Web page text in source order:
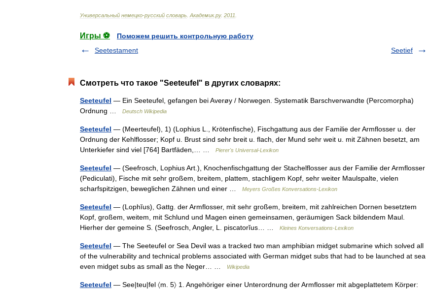
Универсальный немецко-русский словарь Академик.ру. 2011
Игры ⚽
Поможем решить контрольную работу
Seetestament
Seetief
Смотреть что такое "Seeteufel" в других словарях:
Seeteufel — Ein Seeteufel, gefangen bei Averøy / Norwegen. Systematik Barschverwandte (Percomorpha)
Ordnung …
Deutsch Wikipedia
Seeteufel — (Meerteufel), 1) (Lophius L., Krötenfische), Fischgattung aus der Familie der Armflosser u. der
Ordnung der Kehlflosser; Kopf u. Brust sind sehr breit u. flach, der Mund sehr weit u. mit Zähnen besetzt, am
Unterkiefer sind viel [764] Bartfäden,… …
Pierer's Universal-Lexikon
Seeteufel — (Seefrosch, Lophius Art.), Knochenfischgattung der Stachelflosser aus der Familie der Armflosser
(Pediculati), Fische mit sehr großem, breitem, plattem, stachligem Kopf, sehr weiter Maulspalte, vielen
scharfspitzigen, beweglichen Zähnen und einer …
Meyers Großes Konversations-Lexikon
Seeteufel — (Lophĭus), Gattg. der Armflosser, mit sehr großem, breitem, mit zahlreichen Dornen besetztem
Kopf, großem, weitem, mit Schlund und Magen einen gemeinsamen, geräumigen Sack bildendem Maul.
Hierher der gemeine S. (Seefrosch, Angler, L. piscatorĭus… …
Kleines Konversations-Lexikon
Seeteufel — The Seeteufel or Sea Devil was a tracked two man amphibian midget submarine which solved all
of the vulnerability and technical problems associated with German midget subs that had to be launched at sea
even midget subs as small as the Neger… …
Wikipedia
Seeteufel — See|teu|fel 〈m. 5〉 1. Angehöriger einer Unterordnung der Armflosser mit abgeplattetem Körper: